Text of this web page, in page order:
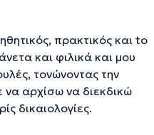
πρακτικός και to
και φιλικά και μου
τονώνοντας την
αρχίσω να διεκδικώ
δικαιολογίες.